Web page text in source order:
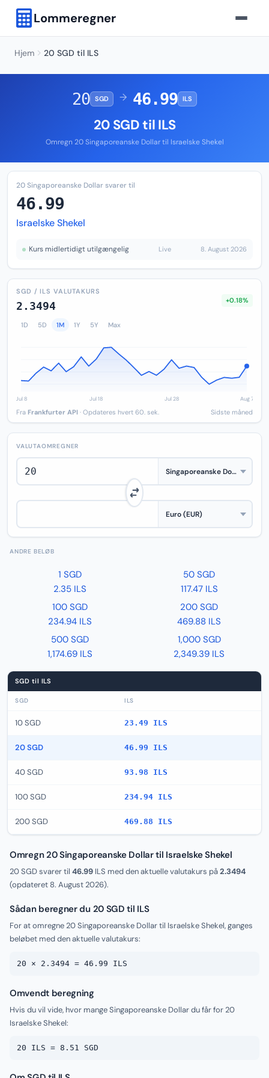
Lommeregner
Hjem 20 SGD til ILS
20 SGD → 46.99 ILS
20 SGD til ILS
Omregn 20 Singaporeanske Dollar til Israelske Shekel
20 Singaporeanske Dollar svarer til
46.99
Israelske Shekel
Kurs midlertidigt utilgængelig Live 8. August 2026
SGD / ILS VALUTAKURS
2.3494 +0.18%
1D 5D 1M 1Y 5Y Max
Fra Frankfurter API · Opdateres hvert 60. sek. Sidste måned
VALUTAOMREGNER
ANDRE BELØB
1 SGD
2.35 ILS
50 SGD
117.47 ILS
100 SGD
234.94 ILS
200 SGD
469.88 ILS
500 SGD
1,174.69 ILS
1,000 SGD
2,349.39 ILS
SGD til ILS
SGD ILS
10 SGD 23.49 ILS
20 SGD 46.99 ILS
40 SGD 93.98 ILS
100 SGD 234.94 ILS
200 SGD 469.88 ILS
Omregn 20 Singaporeanske Dollar til Israelske Shekel
20 SGD svarer til 46.99 ILS med den aktuelle valutakurs på2.3494
(opdateret 8. August 2026).
Sådan beregner du 20 SGD til ILS
For at omregne 20 Singaporeanske Dollar til Israelske Shekel, ganges
beløbet med den aktuelle valutakurs:
20 × 2.3494 = 46.99 ILS
Omvendt beregning
Hvis du vil vide, hvor mange Singaporeanske Dollar du får for 20
Israelske Shekel:
20 ILS = 8.51 SGD